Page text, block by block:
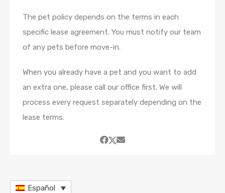
The pet policy depends on the terms in each
specific lease agreement. You must notify our team
of any pets before move-in.
When you already have a pet and you want to add
an extra one, please call our office first. We will
process every request separately depending on the
lease terms.
Español